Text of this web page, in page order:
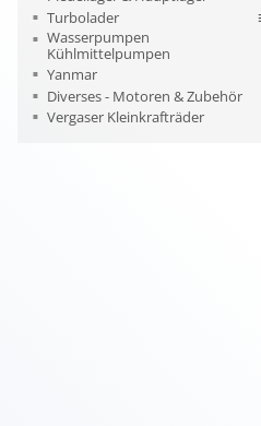
Turbolader
Wasserpumpen
Kühlmittelpumpen
Yanmar
Diverses - Motoren & Zubehör
Vergaser Kleinkrafträder